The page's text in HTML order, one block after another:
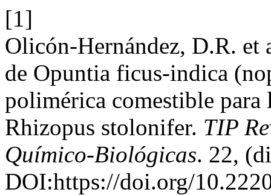
[1]
Olicón-Hernández, D.R.
de Opuntia ficus-indica
polimérica comestible para
Rhizopus stolonifer. TIP
Químico-Biológicas. 22,
DOI:https://doi.org/